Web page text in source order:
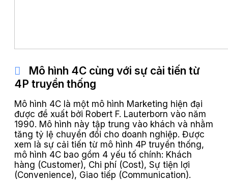
Mô hình 4C cùng với sự cải tiến từ
4P truyền thống
Mô hình 4C là một mô hình Marketing hiện đại
được đề xuất bởi Robert F. Lauterborn vào năm
1990. Mô hình này tập trung vào khách và nhằm
tăng tỷ lệ chuyển đổi cho doanh nghiệp. Được
xem là sự cải tiến từ mô hình 4P truyền thống,
mô hình 4C bao gồm 4 yếu tố chính: Khách
hàng (Customer), Chi phí (Cost), Sự tiện lợi
(Convenience), Giao tiếp (Communication).